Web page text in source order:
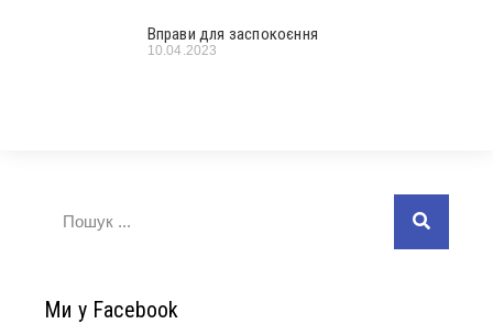
Вправи для заспокоєння
10.04.2023
Ми у Facebook